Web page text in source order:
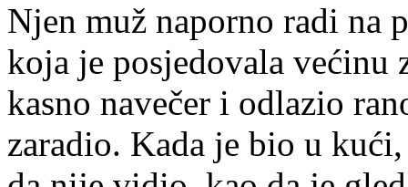
Njen muž naporno radi na
koja je posjedovala
kasno navečer i odlazio
zaradio. Kada je bio u